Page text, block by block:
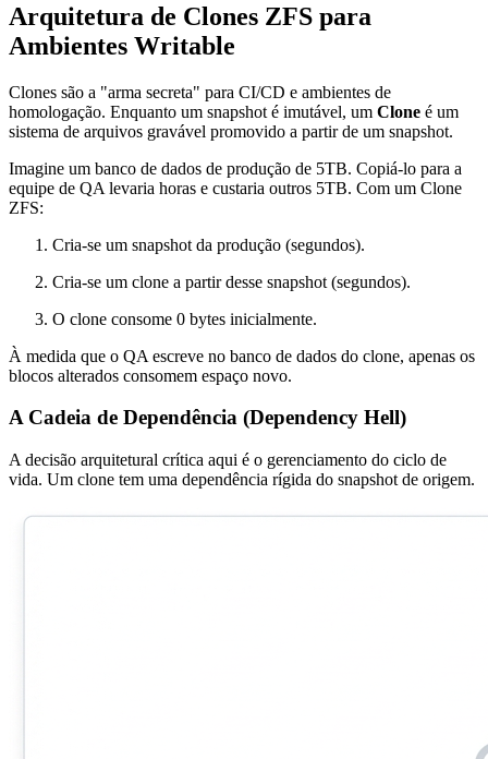
Arquitetura de Clones ZFS para
Ambientes Writable
Clones são a "arma secreta" para CI/CD e ambientes de
homologação. Enquanto um snapshot é imutável, um Clone é um
sistema de arquivos gravável promovido a partir de um snapshot.
Imagine um banco de dados de produção de 5TB. Copiá-lo para a
equipe de QA levaria horas e custaria outros 5TB. Com um Clone
ZFS:
Cria-se um snapshot da produção (segundos).
Cria-se um clone a partir desse snapshot (segundos).
O clone consome 0 bytes inicialmente.
À medida que o QA escreve no banco de dados do clone, apenas os
blocos alterados consomem espaço novo.
A Cadeia de Dependência (Dependency Hell)
A decisão arquitetural crítica aqui é o gerenciamento do ciclo de
vida. Um clone tem uma dependência rígida do snapshot de origem.